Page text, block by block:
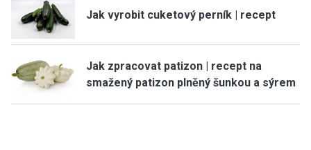
Jak vyrobit cuketový perník | recept
Jak zpracovat patizon | recept na
smažený patizon plněný šunkou a sýrem